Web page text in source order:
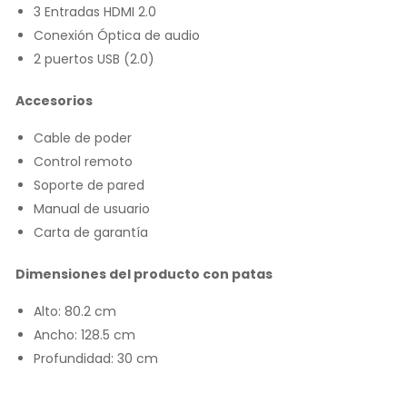
3 Entradas HDMI 2.0
Conexión Óptica de audio
2 puertos USB (2.0)
Accesorios
Cable de poder
Control remoto
Soporte de pared
Manual de usuario
Carta de garantía
Dimensiones del producto con patas
Alto: 80.2 cm
Ancho: 128.5 cm
Profundidad: 30 cm